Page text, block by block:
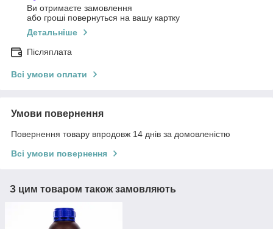
Ви отримаєте замовлення
або гроші повернуться на вашу картку
Детальніше
Післяплата
Всі умови оплати
Умови повернення
Повернення товару впродовж 14 днів за домовленістю
Всі умови повернення
З цим товаром також замовляють